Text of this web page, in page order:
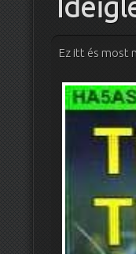
Ez itt és most